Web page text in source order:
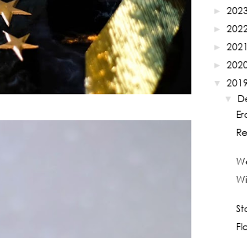
►
►
► 2021
►
▼ 2019
▼